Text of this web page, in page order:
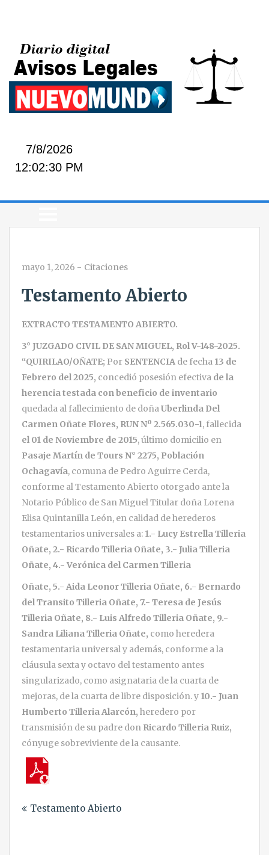
7/8/2026
12:02:31 PM
mayo 1, 2026 - Citaciones
Testamento Abierto
EXTRACTO TESTAMENTO ABIERTO.
3° JUZGADO CIVIL DE SAN MIGUEL, Rol V-148-2025.
“QUIRILAO/OÑATE; Por SENTENCIA de fecha 13 de
Febrero del 2025, concedió posesión efectiva de la
herencia testada con beneficio de inventario
quedada al fallecimiento de doñaUberlinda Del
Carmen Oñate Flores, RUN Nº 2.565.030-1, fallecida
el 01 de Noviembre de 2015, último domicilio en
Pasaje Martín de Tours N° 2275, Población
Ochagavía, comuna de Pedro Aguirre Cerda,
conforme al Testamento Abierto otorgado ante la
Notario Público de San Miguel Titular doña Lorena
Elisa Quintanilla León, en calidad de herederos
testamentarios universales a: 1.- Lucy Estrella Tilleria
Oñate, 2.- Ricardo Tilleria Oñate, 3.- Julia Tilleria
Oñate, 4.- Verónica del Carmen Tilleria
Oñate, 5.- Aida Leonor Tilleria Oñate, 6.- Bernardo
del Transito Tilleria Oñate, 7.- Teresa de Jesús
Tilleria Oñate, 8.- Luis Alfredo Tilleria Oñate, 9.-
Sandra Liliana Tilleria Oñate, como heredera
testamentaria universal y además, conforme a la
cláusula sexta y octavo del testamento antes
singularizado, como asignataria de la cuarta de
mejoras, de la cuarta de libre disposición. y 10.- Juan
Humberto Tilleria Alarcón, heredero por
transmisión de su padre don Ricardo Tilleria Ruiz,
cónyuge sobreviviente de la causante.
deTestamento Abierto